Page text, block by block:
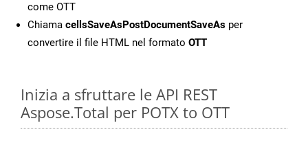
come OTT
Chiama cellsSaveAsPostDocumentSaveAs per
convertire il file HTML nel formato OTT
Inizia a sfruttare le API REST
Aspose.Total per POTX to OTT